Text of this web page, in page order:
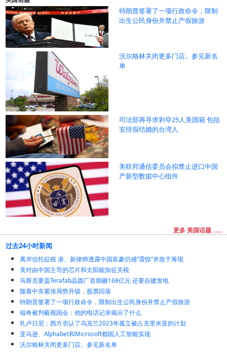
特朗普签署了一项行政命令，限制
出生公民身份并禁止产假旅游
沃尔格林关闭更多门店。参见新名
单
司法部再寻求剥夺25人美国籍 包括
安排假结婚的台湾人
美联邦通信委员会拟禁止进口中国
产新型数据中心组件
更多 美国话题 ......
过去24小时新闻
离岸信托征税 港、新律师透露中国富豪仍感“震惊”并急于筹现
美对由中国主导的芯片和太阳能加征关税
马斯克要盖Terafab晶圆厂首期砸168亿元 还要自建发电
随着中东紧张局势升级，股票回落
特朗普签署了一项行政命令，限制出生公民身份并禁止产假旅游
福奇被判藐视国会：他的电话记录揭示了什么
扎卢日尼：西方否认了乌克兰2023年孤立被占克里米亚的计划
亚马逊、Alphabet和Microsoft都因人工智能实现
沃尔格林关闭更多门店。参见新名单